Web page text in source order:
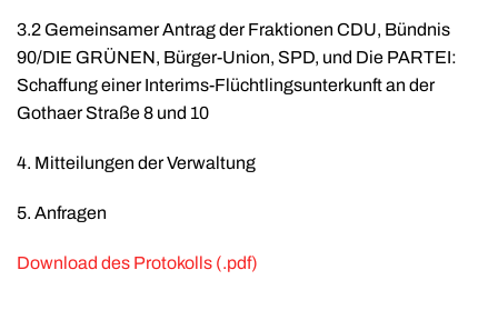
3.2 Gemeinsamer Antrag der Fraktionen CDU, Bündnis
90/DIE GRÜNEN, Bürger-Union, SPD, und Die PARTEI:
Schaffung einer Interims-Flüchtlingsunterkunft an der
Gothaer Straße 8 und 10
4. Mitteilungen der Verwaltung
5. Anfragen
Download des Protokolls (.pdf)